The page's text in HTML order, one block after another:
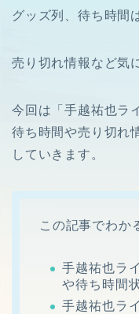
グッズ列、待ち時間
売り切れ情報など気
今回は「手越祐也ラ
待ち時間や売り切れ
していきます。
この記事でわか
手越祐也ラ
や待ち時間
手越祐也ラ